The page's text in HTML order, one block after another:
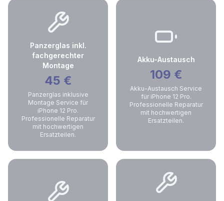
Panzerglas inkl.
fachgerechter
Montage
45 €
Panzerglas inklusive
Montage Service für
iPhone 12 Pro.
Professionelle Reparatur
mit hochwertigen
Ersatzteilen.
Akku-Austausch
109 €
Akku-Austausch Service
für iPhone 12 Pro.
Professionelle Reparatur
mit hochwertigen
Ersatzteilen.